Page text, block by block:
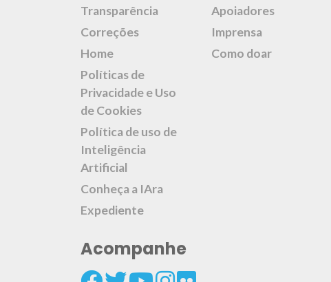
Transparência
Correções
Home
Políticas de
Privacidade e Uso
de Cookies
Política de uso de
Inteligência
Artificial
Conheça a IAra
Expediente
Apoiadores
Imprensa
Como doar
Acompanhe